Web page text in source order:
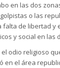
en las dos
o las
falta de libertad y
y social en las
odio religioso
en el área